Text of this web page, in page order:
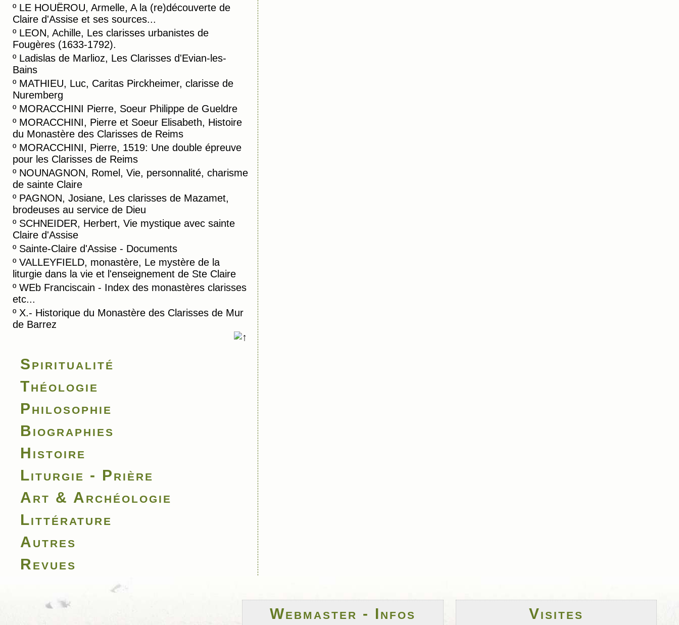
º LE HOUËROU, Armelle, A la (re)découverte de
Claire d'Assise et ses sources...
º LEON, Achille, Les clarisses urbanistes de
Fougères (1633-1792).
º Ladislas de Marlioz, Les Clarisses d'Evian-les-
Bains
º MATHIEU, Luc, Caritas Pirckheimer, clarisse de
Nuremberg
º MORACCHINI Pierre, Soeur Philippe de Gueldre
º MORACCHINI, Pierre et Soeur Elisabeth, Histoire
du Monastère des Clarisses de Reims
º MORACCHINI, Pierre, 1519: Une double épreuve
pour les Clarisses de Reims
º NOUNAGNON, Romel, Vie, personnalité, charisme
de sainte Claire
º PAGNON, Josiane, Les clarisses de Mazamet,
brodeuses au service de Dieu
º SCHNEIDER, Herbert, Vie mystique avec sainte
Claire d'Assise
º Sainte-Claire d'Assise - Documents
º VALLEYFIELD, monastère, Le mystère de la
liturgie dans la vie et l'enseignement de Ste Claire
º WEb Franciscain - Index des monastères clarisses
etc...
º X.- Historique du Monastère des Clarisses de Mur
de Barrez
Spiritualité
Théologie
Philosophie
Biographies
Histoire
Liturgie - Prière
Art & Archéologie
Littérature
Autres
Revues
Webmaster - Infos Visites